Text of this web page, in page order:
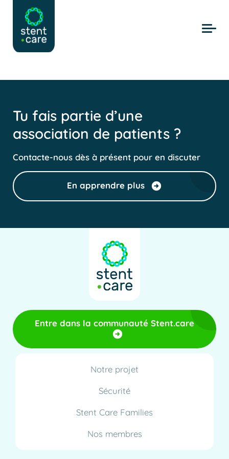
Skip to main content
Tu fais partie d’une
association de patients ?
Contacte-nous dès à présent pour en discuter
En apprendre plus
Entre dans la communauté Stent.care
Notre projet
Sécurité
Stent Care Families
Nos membres